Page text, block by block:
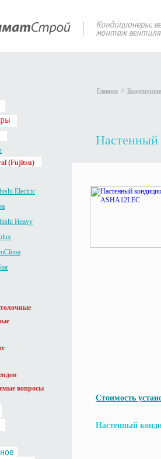
(Fujitsu)
Electric
Heavy
вопросы
Главная //
Настенный
Стоимость
Настенный